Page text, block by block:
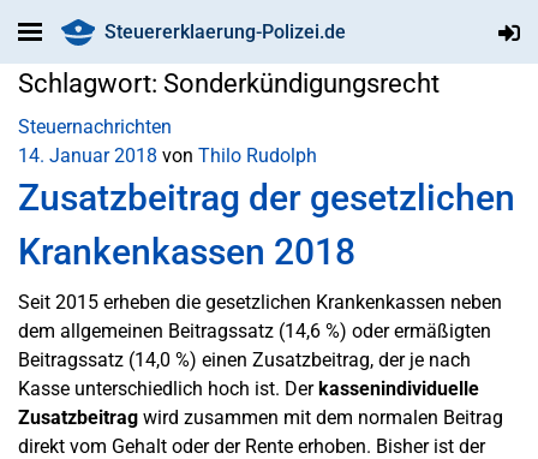
Steuererklaerung-Polizei.de
Schlagwort: Sonderkündigungsrecht
Steuernachrichten
14. Januar 2018 von Thilo Rudolph
Zusatzbeitrag der gesetzlichen
Krankenkassen 2018
Seit 2015 erheben die gesetzlichen Krankenkassen neben
dem allgemeinen Beitragssatz (14,6 %) oder ermäßigten
Beitragssatz (14,0 %) einen Zusatzbeitrag, der je nach
Kasse unterschiedlich hoch ist. Derkassenindividuelle
Zusatzbeitrag wird zusammen mit dem normalen Beitrag
direkt vom Gehalt oder der Rente erhoben. Bisher ist der